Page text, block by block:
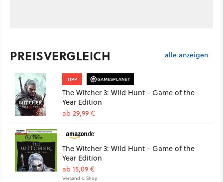
PREISVERGLEICH alle anzeigen
TIPP
The Witcher 3: Wild Hunt - Game of the
Year Edition
ab 29,99 €
The Witcher 3: Wild Hunt - Game of the
Year Edition
ab 15,09 €
Versand s. Shop